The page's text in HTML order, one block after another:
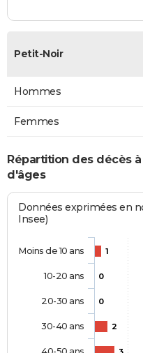
Petit-Noir
Hommes
Femmes
Répartition des décès
d'âges
Données exprimées en
Insee)
1
0
0
2
Moins de 10 ans
10-20 ans
20-30 ans
30-40 ans
40-50 ans